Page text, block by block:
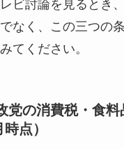
ビ討論を見るとき
なく、この三つの
てください。
党の消費税・食料
点）